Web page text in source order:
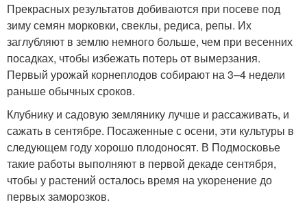
Прекрасных результатов добиваются при посеве под
зиму семян морковки, свеклы, редиса, репы. Их
заглубляют в землю немного больше, чем при весенних
посадках, чтобы избежать потерь от вымерзания.
Первый урожай корнеплодов собирают на 3–4 недели
раньше обычных сроков.
Клубнику и садовую землянику лучше и рассаживать, и
сажать в сентябре. Посаженные с осени, эти культуры в
следующем году хорошо плодоносят. В Подмосковье
такие работы выполняют в первой декаде сентября,
чтобы у растений осталось время на укоренение до
первых заморозков.